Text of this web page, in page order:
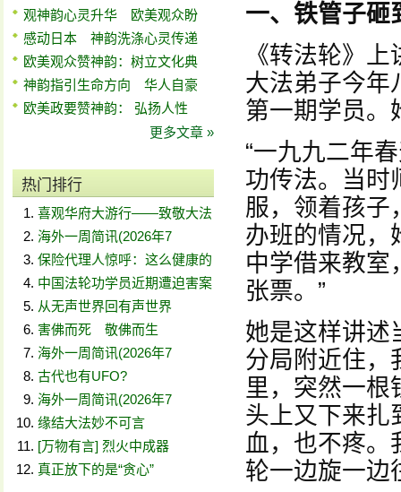
观神韵心灵升华 欧美观众盼
感动日本 神韵洗涤心灵传递
欧美观众赞神韵：树立文化典
神韵指引生命方向 华人自豪
欧美政要赞神韵： 弘扬人性
更多文章 »
热门排行
喜观华府大游行——致敬大法
海外一周简讯(2026年7
保险代理人惊呼：这么健康的
中国法轮功学员近期遭迫害案
从无声世界回有声世界
害佛而死 敬佛而生
海外一周简讯(2026年7
古代也有UFO?
海外一周简讯(2026年7
缘结大法妙不可言
[万物有言] 烈火中成器
真正放下的是“贪心”
一、铁管子砸
《转法轮》
大法弟子今年
第一期学员。
“一九九二年
功传法。当时
服，领着孩子
办班的情况，
中学借来教室
张票。”
她是这样讲述
分局附近住，
里，突然一根
头上又下来扎
血，也不疼。
轮一边旋一边